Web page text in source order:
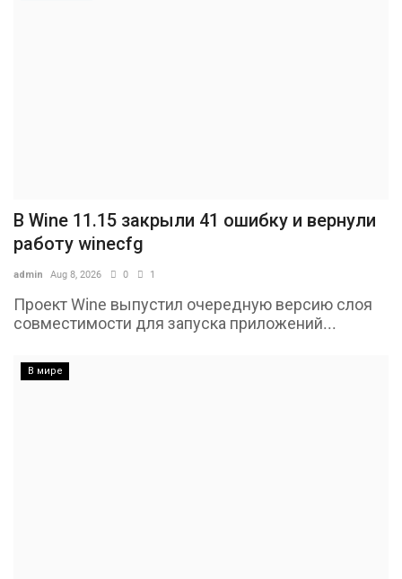
В Wine 11.15 закрыли 41 ошибку и вернули
работу winecfg
admin Aug 8, 2026 0 1
Проект Wine выпустил очередную версию слоя
совместимости для запуска приложений...
В мире